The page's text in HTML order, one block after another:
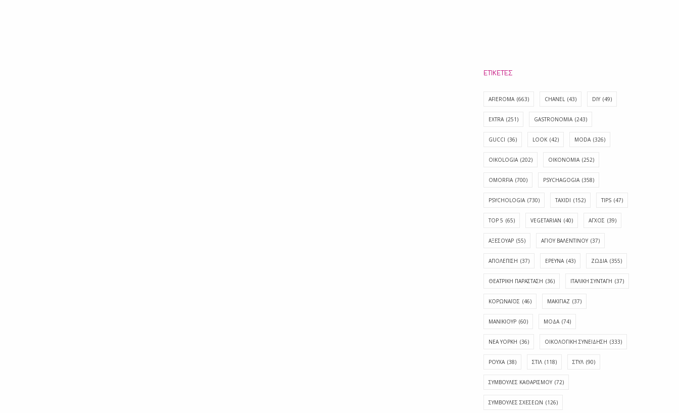
ΕΤΙΚΈΤΕΣ
AFIEROMA (663) CHANEL (43) DIY (49)
EXTRA (251) GASTRONOMIA (243)
GUCCI (36) LOOK (42) MODA (326)
OIKOLOGIA (202) OIKONOMIA (252)
OMORFIA (700) PSYCHAGOGIA (358)
PSYCHOLOGIA (730) TAXIDI (152) TIPS (47)
TOP 5 (65) VEGETARIAN (40) ΑΓΧΟΣ (39)
ΑΞΕΣΟΥΑΡ (55) ΑΓΊΟΥ ΒΑΛΕΝΤΊΝΟΥ (37)
ΑΠΟΛΈΠΙΣΗ (37) ΕΡΕΥΝΑ (43) ΖΩΔΙΑ (355)
ΘΕΑΤΡΙΚΗ ΠΑΡΑΣΤΑΣΗ (36) ΙΤΑΛΙΚΗ ΣΥΝΤΑΓΗ (37)
ΚΟΡΩΝΑΪΟΣ (46) ΜΑΚΙΓΙΑΖ (37)
ΜΑΝΙΚΙΟΥΡ (60) ΜΟΔΑ (74)
ΝΕΑ ΥΟΡΚΗ (36) ΟΙΚΟΛΟΓΙΚΗ ΣΥΝΕΙΔΗΣΗ (333)
ΡΟΥΧΑ (38) ΣΤΙΛ (118) ΣΤΥΛ (90)
ΣΥΜΒΟΥΛΕΣ ΚΑΘΑΡΙΣΜΟΥ (72)
ΣΥΜΒΟΥΛΕΣ ΣΧΕΣΕΩΝ (126)